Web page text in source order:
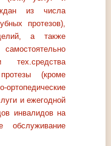
из числа
протезов),
а также
тех.средства
(кроме
и ежегодной
инвалидов на
обслуживание